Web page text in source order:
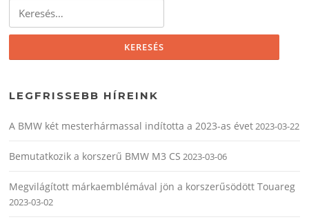
LEGFRISSEBB HÍREINK
A BMW két mesterhármassal indította a 2023-as évet2023-03-22
Bemutatkozik a korszerű BMW M3 CS 2023-03-06
Megvilágított márkaemblémával jön a korszerűsödött Touareg
2023-03-02